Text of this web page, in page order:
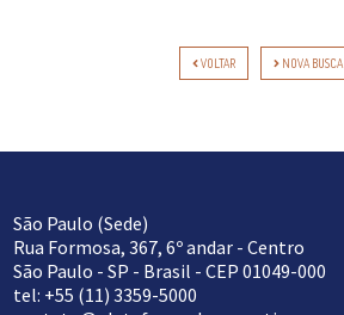
VOLTAR NOVA BUSCA
São Paulo (Sede)
Rua Formosa, 367, 6º andar - Centro
São Paulo - SP - Brasil - CEP 01049-000
tel: +55 (11) 3359-5000